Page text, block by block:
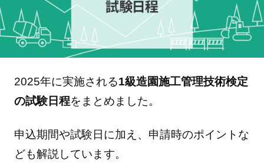
2025年に実施される1級造園施工管理技術検定
の試験日程をまとめました。
申込期間や試験日に加え、申請時のポイントな
ども解説しています。